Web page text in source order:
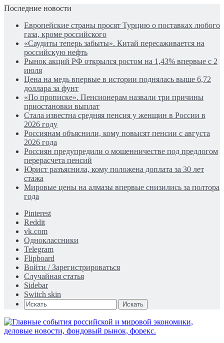
Последние новости
Европейские страны просят Турцию о поставках любого
газа, кроме российского
«Саудиты теперь забыты». Китай пересаживается на
российскую нефть
Рынок акций РФ открылся ростом на 1,43% впервые с 2
июля
Цена на медь впервые в истории поднялась выше 6,72
доллара за фунт
«По прописке». Пенсионерам назвали три причины
приостановки выплат
Стала известна средняя пенсия у женщин в России в
2026 году
Россиянам объяснили, кому повысят пенсии с августа
2026 года
Россиян предупредили о мошенничестве под предлогом
перерасчета пенсий
Юрист разъяснила, кому положена доплата за 30 лет
стажа
Мировые цены на алмазы впервые снизились за полтора
года
Pinterest
Reddit
vk.com
Одноклассники
Telegram
Flipboard
Войти / Зарегистрироваться
Случайная статья
Sidebar
Switch skin
Искать